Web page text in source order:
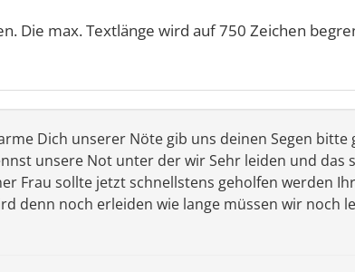
Die max. Textlänge wird auf 750 Zeichen
Dich unserer Nöte gib uns deinen Segen
unsere Not unter der wir Sehr leiden und
Frau sollte jetzt schnellstens geholfen werden
denn noch erleiden wie lange müssen wir noch